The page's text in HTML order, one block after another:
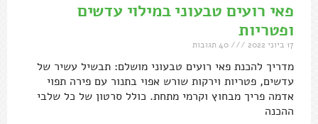
פאי רועים טבעוני במילוי עדשים
ופטריות
17 ביוני 2022
מדריך להכנת פאי רועים טבעוני מושלם: תבשיל עשיר של
עדשים, פטריות וירקות שורש אפוי בתנור עם פירה תפוי
אדמה פריך מבחוץ וקרמי מתחת. כולל סרטון של כל שלבי
ההכנה